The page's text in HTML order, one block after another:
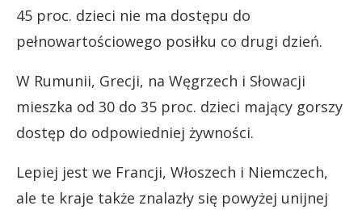
45 proc. dzieci nie ma dostępu do
pełnowartościowego posiłku co drugi dzień.
W Rumunii, Grecji, na Węgrzech i Słowacji
mieszka od 30 do 35 proc. dzieci mający gorszy
dostęp do odpowiedniej żywności.
Lepiej jest we Francji, Włoszech i Niemczech,
ale te kraje także znalazły się powyżej unijnej